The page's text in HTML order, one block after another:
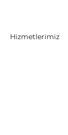
Hizmetlerimiz